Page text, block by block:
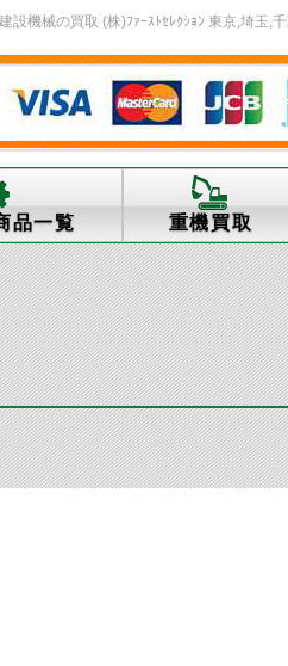
機械の買取 (株)ﾌｧｰｽﾄｾﾚｸｼｮﾝ 東京,埼玉,
品一覧 重機買取